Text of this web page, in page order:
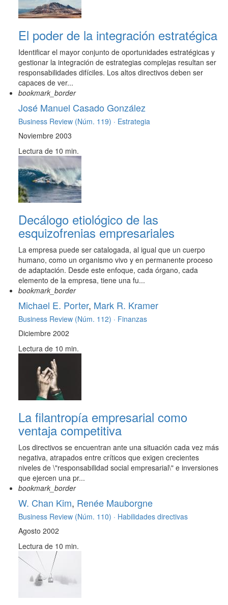
El poder de la integración estratégica
Identificar el mayor conjunto de oportunidades estratégicas y
gestionar la integración de estrategias complejas resultan ser
responsabilidades difíciles. Los altos directivos deben ser
capaces de ver...
bookmark_border
José Manuel Casado González
Business Review (Núm. 119) · Estrategia
Noviembre 2003
Lectura de 10 min.
Decálogo etiológico de las
esquizofrenias empresariales
La empresa puede ser catalogada, al igual que un cuerpo
humano, como un organismo vivo y en permanente proceso
de adaptación. Desde este enfoque, cada órgano, cada
elemento de la empresa, tiene una fu...
bookmark_border
Michael E. Porter, Mark R. Kramer
Business Review (Núm. 112) · Finanzas
Diciembre 2002
Lectura de 10 min.
La filantropía empresarial como
ventaja competitiva
Los directivos se encuentran ante una situación cada vez más
negativa, atrapados entre críticos que exigen crecientes
niveles de \"responsabilidad social empresarial\" e inversiones
que ejercen una pr...
bookmark_border
W. Chan Kim, Renée Mauborgne
Business Review (Núm. 110) · Habilidades directivas
Agosto 2002
Lectura de 10 min.